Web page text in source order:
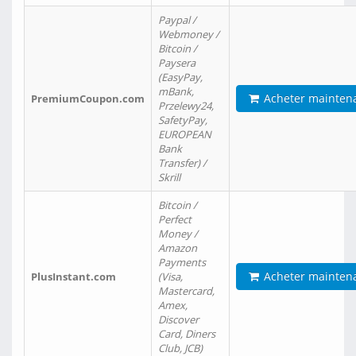
PremiumCoupon.com
Paypal /
Webmoney /
Bitcoin /
Paysera
(EasyPay,
mBank,
Przelewy24,
SafetyPay,
EUROPEAN
Bank
Transfer) /
Skrill
Acheter
PlusInstant.com
Bitcoin /
Perfect
Money /
Amazon
Payments
(Visa,
Mastercard,
Amex,
Discover
Card, Diners
Club, JCB)
Acheter